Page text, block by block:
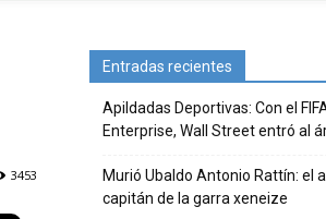
3453
Entradas recientes
Apildadas Deportivas: Con el
Enterprise, Wall Street entró al
Murió Ubaldo Antonio Rattín: el
capitán de la garra xeneize